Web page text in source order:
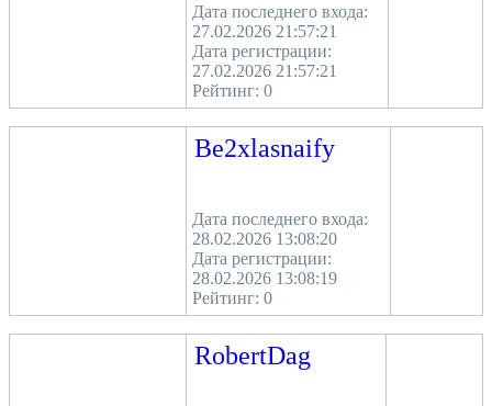
Дата последнего входа:
27.02.2026 21:57:21
Дата регистрации:
27.02.2026 21:57:21
Рейтинг: 0
Be2xlasnaify
Дата последнего входа:
28.02.2026 13:08:20
Дата регистрации:
28.02.2026 13:08:19
Рейтинг: 0
RobertDag